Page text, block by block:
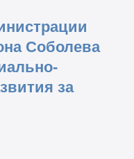
Соболева
за